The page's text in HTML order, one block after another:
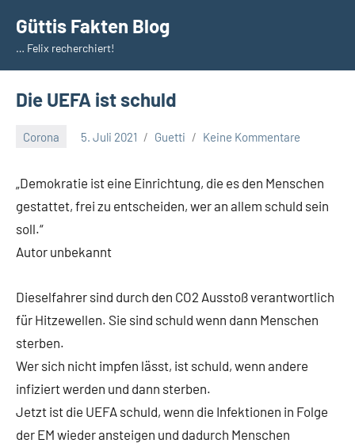
Inhalt
springen
Güttis Fakten Blog
… Felix recherchiert!
Die UEFA ist schuld
Corona 5. Juli 2021 Guetti Keine Kommentare
„Demokratie ist eine Einrichtung, die es den Menschen
gestattet, frei zu entscheiden, wer an allem schuld sein
soll.“
Autor unbekannt
Dieselfahrer sind durch den CO2 Ausstoß verantwortlich
für Hitzewellen. Sie sind schuld wenn dann Menschen
sterben.
Wer sich nicht impfen lässt, ist schuld, wenn andere
infiziert werden und dann sterben.
Jetzt ist die UEFA schuld, wenn die Infektionen in Folge
der EM wieder ansteigen und dadurch Menschen